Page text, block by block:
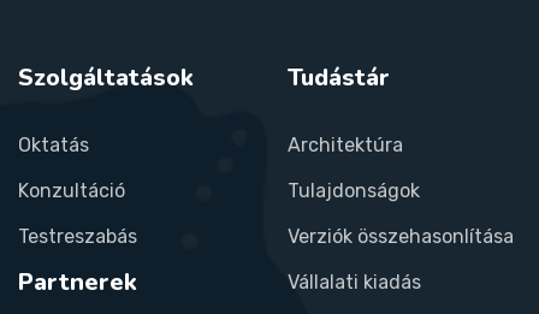
Szolgáltatások
Oktatás
Konzultáció
Testreszabás
Partnerek
Tudástár
Architektúra
Tulajdonságok
Verziók összehasonlítása
Vállalati kiadás